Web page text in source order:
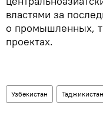
властями за
о промышленных,
проектах.
Узбекистан Таджикистан